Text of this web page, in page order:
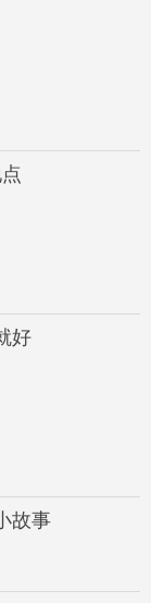
好
故事